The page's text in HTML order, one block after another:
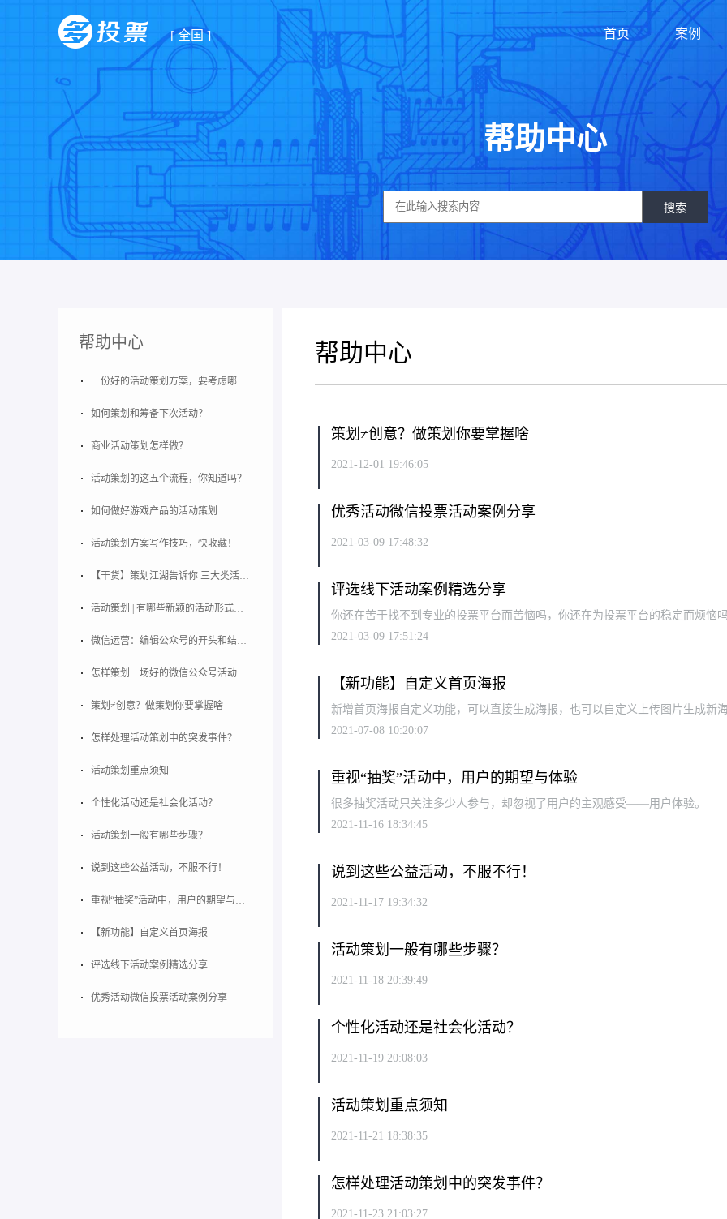
[全国] 首页 案例
帮助中心
搜索
帮助中心
一份好的活动策划方案，要考虑哪些要点？
如何策划和筹备下次活动？
商业活动策划怎样做？
活动策划的这五个流程，你知道吗？
如何做好游戏产品的活动策划
活动策划方案写作技巧，快收藏！
【干货】策划江湖告诉你 三大类活动策划
活动策划 | 有哪些新颖的活动形式？创意方案
微信运营：编辑公众号的开头和结尾的技巧
怎样策划一场好的微信公众号活动
策划≠创意？做策划你要掌握啥
怎样处理活动策划中的突发事件？
活动策划重点须知
个性化活动还是社会化活动？
活动策划一般有哪些步骤？
说到这些公益活动，不服不行！
重视“抽奖”活动中，用户的期望与体验
【新功能】自定义首页海报
评选线下活动案例精选分享
优秀活动微信投票活动案例分享
帮助中心
策划≠创意？做策划你要掌握啥
2021-12-01 19:46:05
优秀活动微信投票活动案例分享
2021-03-09 17:48:32
评选线下活动案例精选分享
你还在苦于找不到专业的投票平台而苦恼吗，你还在为投票平台的稳定而烦恼
2021-03-09 17:51:24
【新功能】自定义首页海报
新增首页海报自定义功能，可以直接生成海报，也可以自定义上传图片生成新
2021-07-08 10:20:07
重视“抽奖”活动中，用户的期望与体验
很多抽奖活动只关注多少人参与，却忽视了用户的主观感受——用户体验。
2021-11-16 18:34:45
说到这些公益活动，不服不行！
2021-11-17 19:34:32
活动策划一般有哪些步骤？
2021-11-18 20:39:49
个性化活动还是社会化活动？
2021-11-19 20:08:03
活动策划重点须知
2021-11-21 18:38:35
怎样处理活动策划中的突发事件？
2021-11-23 21:03:27